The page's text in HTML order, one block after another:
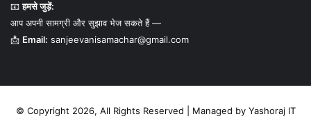
📧हमसे जुड़ें:
आप अपनी सामग्री और सुझाव भेज सकते हैं —
📩 Email: sanjeevanisamachar@gmail.com
© Copyright 2026, All Rights Reserved | Managed by Yashoraj IT